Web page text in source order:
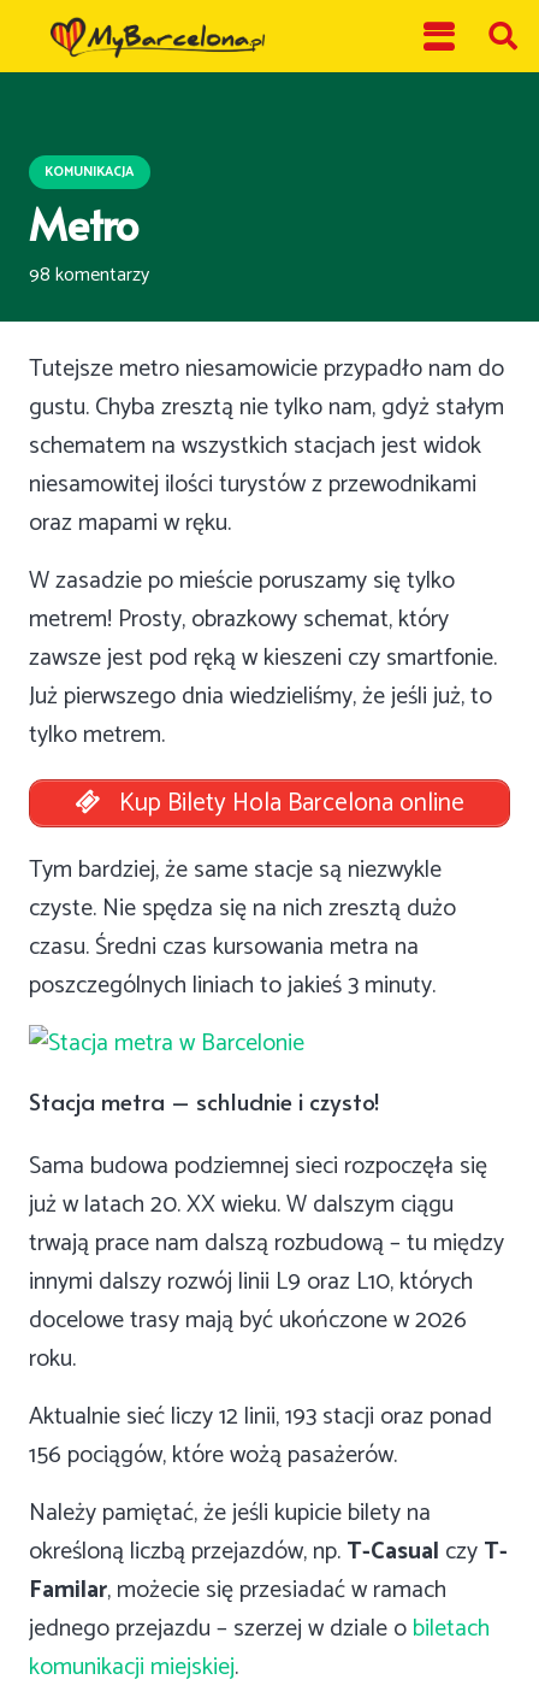
KOMUNIKACJA
Metro
98komentarzy
Tutejsze metro niesamowicie przypadło nam do
gustu. Chyba zresztą nie tylko nam, gdyż stałym
schematem na wszystkich stacjach jest widok
niesamowitej ilości turystów z przewodnikami
oraz mapami w ręku.
W zasadzie po mieście poruszamy się tylko
metrem! Prosty, obrazkowy schemat, który
zawsze jest pod ręką w kieszeni czy smartfonie.
Już pierwszego dnia wiedzieliśmy, że jeśli już, to
tylko metrem.
Kup Bilety Hola Barcelona online
Tym bardziej, że same stacje są niezwykle
czyste. Nie spędza się na nich zresztą dużo
czasu. Średni czas kursowania metra na
poszczególnych liniach to jakieś 3 minuty.
Stacja metra – schludnie i czysto!
Sama budowa podziemnej sieci rozpoczęła się
już w latach 20. XX wieku. W dalszym ciągu
trwają prace nam dalszą rozbudową – tu między
innymi dalszy rozwój linii L9 oraz L10, których
docelowe trasy mają być ukończone w 2026
roku.
Aktualnie sieć liczy 12 linii, 193 stacji oraz ponad
156 pociągów, które wożą pasażerów.
Należy pamiętać, że jeśli kupicie bilety na
określoną liczbą przejazdów, np.T-Casual czyT-
Familar, możecie się przesiadać w ramach
jednego przejazdu – szerzej w dziale obiletach
komunikacji miejskiej.